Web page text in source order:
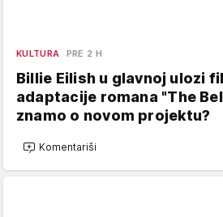
KULTURA PRE 2 H
Billie Eilish u glavnoj ulozi
adaptacije romana "The
znamo o novom projektu?
Komentariši